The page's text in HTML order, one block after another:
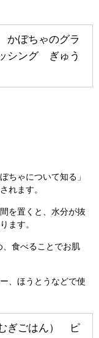
ぼちゃのグラ
シング ぎゅう
ちゃについて知る」
れます。
を置くと、水分が抜
ます。
、食べることでお肌
、ほうとうなどで使
ぎごはん） ピ